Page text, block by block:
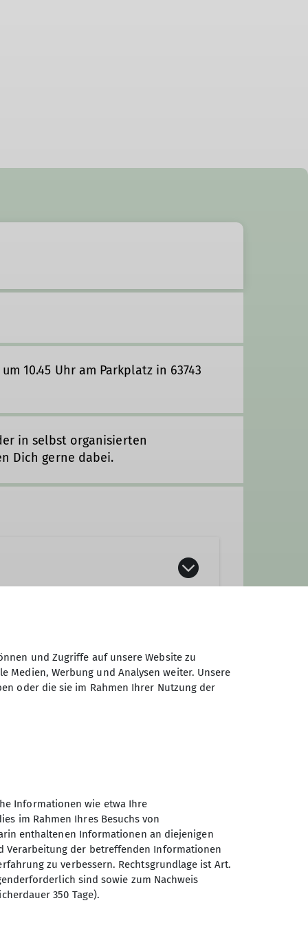
10.45 Uhr am Parkplatz in 63743
in selbst organisierten
Dich gerne dabei.
Vogelsberg, Pfalz) oder
gesucht.
Alle Termine werden im
Sektion Offenbach des
und Zugriffe auf unsere Website zu
Medien, Werbung und Analysen weiter. Unsere
oder die sie im Rahmen Ihrer Nutzung der
Informationen wie etwa Ihre
im Rahmen Ihres Besuchs von
enthaltenen Informationen an diejenigen
Verarbeitung der betreffenden Informationen
zu verbessern. Rechtsgrundlage ist Art.
sind sowie zum Nachweis
350 Tage).